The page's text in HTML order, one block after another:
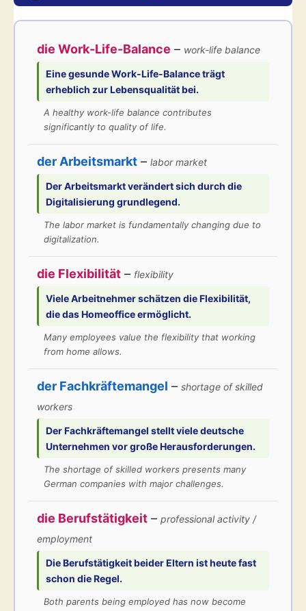
die Work-Life-Balance – work-life balance
Eine gesundeWork-Life-Balanceträgt
erheblich zur Lebensqualität bei.
A healthy work-life balance contributes
significantly to quality of life.
der Arbeitsmarkt – labor market
DerArbeitsmarktverändert sich durch die
Digitalisierung grundlegend.
The labor market is fundamentally changing due to
digitalization.
die Flexibilität – flexibility
Viele Arbeitnehmer schätzen dieFlexibilität,
die das Homeoffice ermöglicht.
Many employees value the flexibility that working
from home allows.
der Fachkräftemangel – shortage of skilled
workers
DerFachkräftemangel stellt viele deutsche
Unternehmen vor große Herausforderungen.
The shortage of skilled workers presents many
German companies with major challenges.
die Berufstätigkeit – professional activity /
employment
DieBerufstätigkeitbeider Eltern ist heute fast
schon die Regel.
Both parents being employed has now become